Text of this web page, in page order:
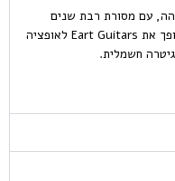
עם מסורת רבת שנים
בייצור גיטרות חשמליות ומחיר אטרקטיבי הופך את Eart Guitars לאופציה
חשמלית.